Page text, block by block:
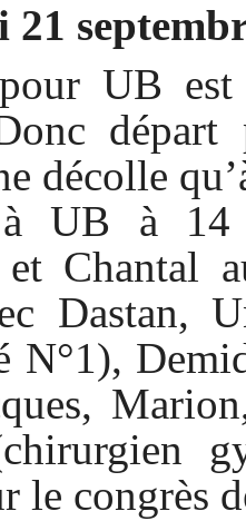
21
UB
décolle
UB à 14
Chantal
Dastan,
N°1),
le congrès